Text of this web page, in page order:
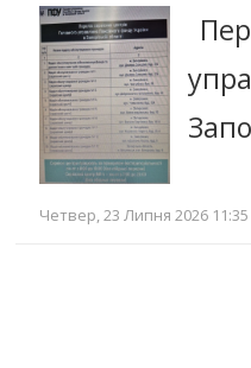
Четвер, 23 Липня 2026